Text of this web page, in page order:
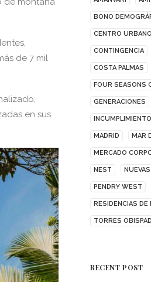
de 7 mil
en sus
BONO
CENTRO URBANO
CONTINGENCIA
COSTA PALMAS
FOUR SEASONS
GENERACIONES
INCUMPLIMIENTO
MADRID MAR
MERCADO
NEST
PENDRY WEST
RESIDENCIAS DE
TORRES
RECENT POST